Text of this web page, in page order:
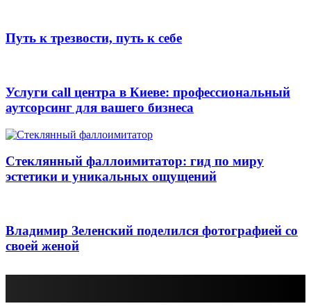
Путь к трезвости, путь к себе
Услуги call центра в Киеве: профессиональный
аутсорсинг для вашего бизнеса
Стеклянный фаллоимитатор: гид по миру
эстетики и уникальных ощущений
Владимир Зеленский поделился фотографией со
своей женой